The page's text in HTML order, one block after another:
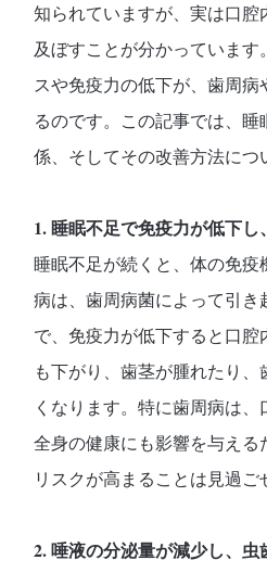
知られていますが、実は口
及ぼすことが分かっていま
スや免疫力の低下が、歯周
るのです。この記事では、
係、そしてその改善方法につ
1. 睡眠不足で免疫力が低下
睡眠不足が続くと、体の免
病は、歯周病菌によって引
で、免疫力が低下すると口腔
も下がり、歯茎が腫れたり
くなります。特に歯周病は、
全身の健康にも影響を与える
リスクが高まることは見過ご
2. 唾液の分泌量が減少し、